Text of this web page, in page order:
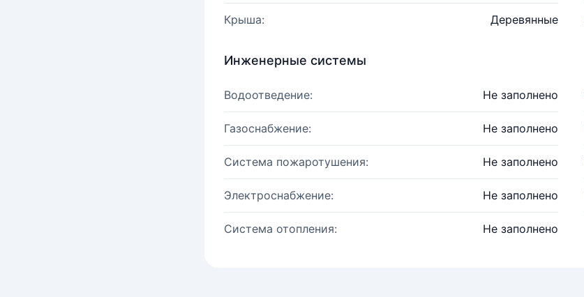
Крыша: Деревянные
Инженерные системы
Водоотведение: Не заполнено
Газоснабжение: Не заполнено
Система пожаротушения: Не заполнено
Электроснабжение: Не заполнено
Система отопления: Не заполнено